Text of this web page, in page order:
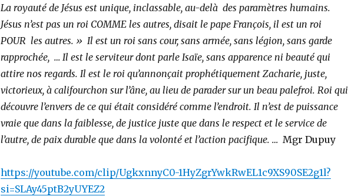
La royauté de Jésus est unique, inclassable, au-delà des paramètres humains.
Jésus n’est pas un roi COMME les autres, disait le pape François, il est un roi
POUR les autres. » Il est un roi sans cour, sans armée, sans légion, sans garde
rapprochée, … Il est le serviteur dont parle Isaïe, sans apparence ni beauté qui
attire nos regards. Il est le roi qu’annonçait prophétiquement Zacharie, juste,
victorieux, à califourchon sur l’âne, au lieu de parader sur un beau palefroi. Roi qui
découvre l’envers de ce qui était considéré comme l’endroit. Il n’est de puissance
vraie que dans la faiblesse, de justice juste que dans le respect et le service de
l’autre, de paix durable que dans la volonté et l’action pacifique. … Mgr Dupuy
https://youtube.com/clip/UgkxnnyC0-1HyZgrYwkRwEL1c9XS90SE2g1l?
si=SLAy45ptB2yUYEZ2